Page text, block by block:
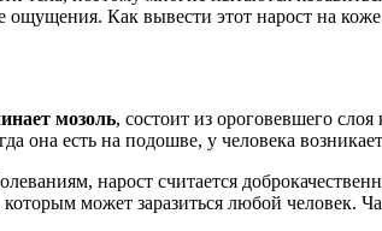
Как вывести этот нарост на
мозоль, состоит из ороговевшего
она есть на подошве, у человека
нарост считается
может заразиться любой человек.